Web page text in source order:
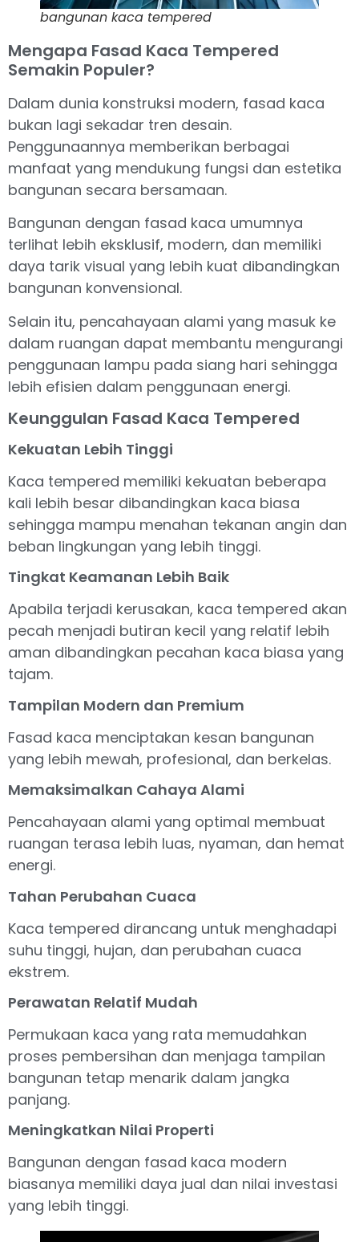
bangunan kaca tempered
Mengapa Fasad Kaca Tempered
Semakin Populer?
Dalam dunia konstruksi modern, fasad kaca
bukan lagi sekadar tren desain.
Penggunaannya memberikan berbagai
manfaat yang mendukung fungsi dan estetika
bangunan secara bersamaan.
Bangunan dengan fasad kaca umumnya
terlihat lebih eksklusif, modern, dan memiliki
daya tarik visual yang lebih kuat dibandingkan
bangunan konvensional.
Selain itu, pencahayaan alami yang masuk ke
dalam ruangan dapat membantu mengurangi
penggunaan lampu pada siang hari sehingga
lebih efisien dalam penggunaan energi.
Keunggulan Fasad Kaca Tempered
Kekuatan Lebih Tinggi
Kaca tempered memiliki kekuatan beberapa
kali lebih besar dibandingkan kaca biasa
sehingga mampu menahan tekanan angin dan
beban lingkungan yang lebih tinggi.
Tingkat Keamanan Lebih Baik
Apabila terjadi kerusakan, kaca tempered akan
pecah menjadi butiran kecil yang relatif lebih
aman dibandingkan pecahan kaca biasa yang
tajam.
Tampilan Modern dan Premium
Fasad kaca menciptakan kesan bangunan
yang lebih mewah, profesional, dan berkelas.
Memaksimalkan Cahaya Alami
Pencahayaan alami yang optimal membuat
ruangan terasa lebih luas, nyaman, dan hemat
energi.
Tahan Perubahan Cuaca
Kaca tempered dirancang untuk menghadapi
suhu tinggi, hujan, dan perubahan cuaca
ekstrem.
Perawatan Relatif Mudah
Permukaan kaca yang rata memudahkan
proses pembersihan dan menjaga tampilan
bangunan tetap menarik dalam jangka
panjang.
Meningkatkan Nilai Properti
Bangunan dengan fasad kaca modern
biasanya memiliki daya jual dan nilai investasi
yang lebih tinggi.